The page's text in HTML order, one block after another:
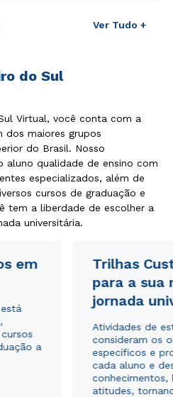
Ver Tudo +
do Sul
Virtual, você conta com a
dos maiores grupos
do Brasil. Nosso
aluno qualidade de ensino com
especializados, além de
cursos de graduação e
tem a liberdade de escolher a
universitária.
em
a
Trilhas
para a sua
jornada
Atividades de
consideram os
específicos e
cada aluno e
conhecimentos,
atitudes,
ou
Política de Privacidade.
sejam utilizados para o
do Sul.